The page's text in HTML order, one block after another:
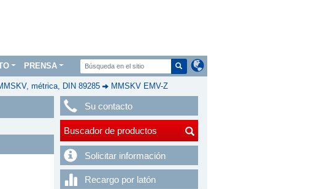
PRENSA
métrica, DIN 89285 MMSKV EMV-Z
Su contacto
Buscador de productos
Solicitar información
Recargo por latón